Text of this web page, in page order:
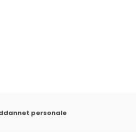
personale